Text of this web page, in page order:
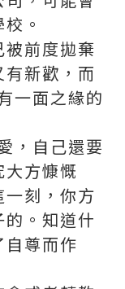
。
前度拋棄
新歡，而
一面之緣的
，自己還要
方慷慨
一刻，你方
。知道什
尊而作